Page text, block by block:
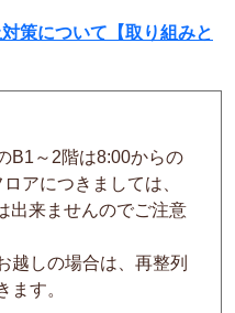
策について【取り組みと
B1～2階は8:00からの
アにつきましては、
出来ませんのでご注意
越しの場合は、再整列
ます。